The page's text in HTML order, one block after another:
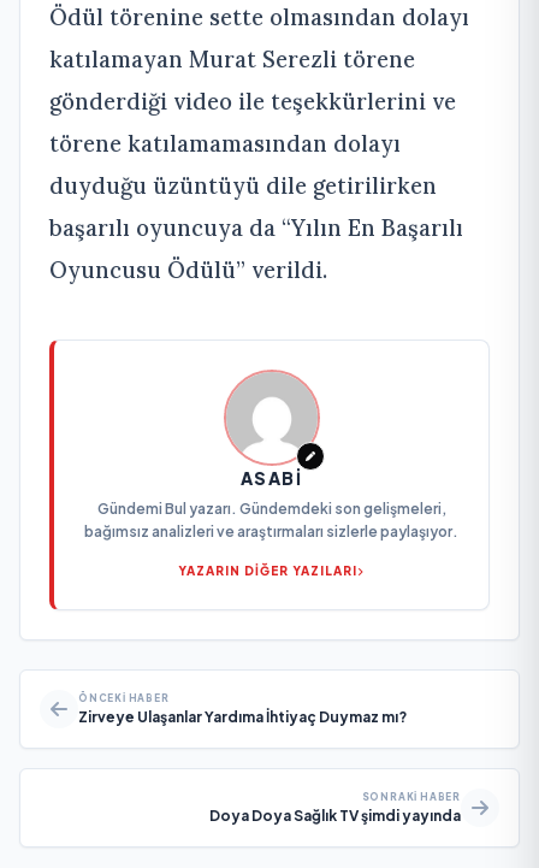
Ödül törenine sette olmasından dolayı
katılamayan Murat Serezli törene
gönderdiği video ile teşekkürlerini ve
törene katılamamasından dolayı
duyduğu üzüntüyü dile getirilirken
başarılı oyuncuya da “Yılın En Başarılı
Oyuncusu Ödülü” verildi.
ASABI
Gündemi Bul yazarı. Gündemdeki son gelişmeleri,
bağımsız analizleri ve araştırmaları sizlerle paylaşıyor.
YAZARIN DİĞER YAZILARI
ÖNCEKI HABER
Zirveye Ulaşanlar Yardıma İhtiyaç Duymaz mı?
SONRAKI HABER
Doya Doya Sağlık TV şimdi yayında